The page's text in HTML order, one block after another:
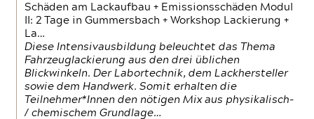
Schäden am Lackaufbau + Emissionsschäden Modul
II: 2 Tage in Gummersbach + Workshop Lackierung +
La…
Diese Intensivausbildung beleuchtet das Thema
Fahrzeuglackierung aus den drei üblichen
Blickwinkeln. Der Labortechnik, dem Lackhersteller
sowie dem Handwerk. Somit erhalten die
Teilnehmer*Innen den nötigen Mix aus physikalisch-
/ chemischem Grundlage…